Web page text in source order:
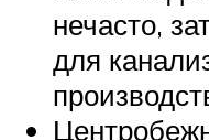
нечасто,
для